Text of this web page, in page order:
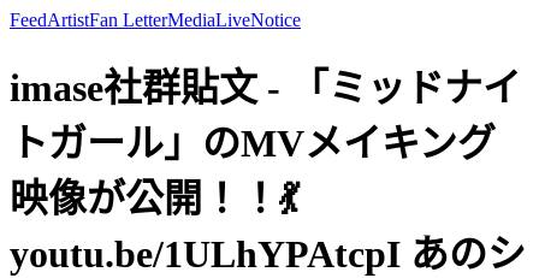
FeedArtistFan LetterMediaLiveNotice
imase社群貼文 - 「ミッドナイ
トガール」のMVメイキング
映像が公開！！💃
youtu.be/1ULhYPAtcpI あのシ